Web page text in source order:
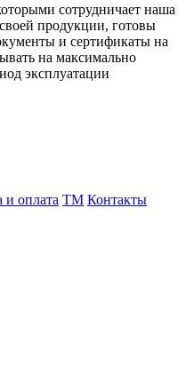
сотрудничает наша
продукции, готовы
и сертификаты на
на максимально
эксплуатации
и оплата TM Контакты